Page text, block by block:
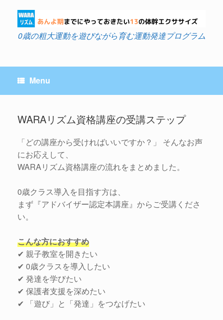
content
0歳の粗大運動を遊びながら育む運動発達プログラム
Menu
WARAリズム資格講座の受講ステップ
「どの講座から受ければいいですか？」 そんなお声
にお応えして、
WARAリズム資格講座の流れをまとめました。
0歳クラス導入を目指す方は、
まず『アドバイザー認定本講座』からご受講くださ
い。
こんな方におすすめ
✔ 親子教室を開きたい
✔ 0歳クラスを導入したい
✔ 発達を学びたい
✔ 保護者支援を深めたい
✔ 「遊び」と「発達」をつなげたい